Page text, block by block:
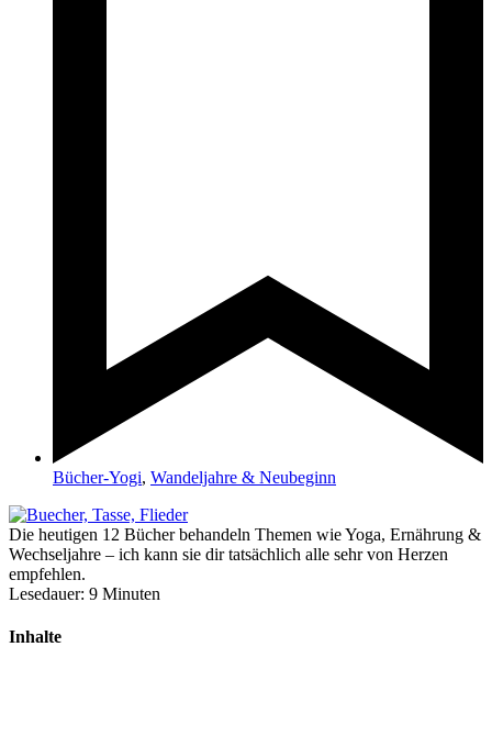
Bücher-Yogi, Wandeljahre & Neubeginn
Die heutigen 12 Bücher behandeln Themen wie Yoga, Ernährung &
Wechseljahre – ich kann sie dir tatsächlich alle sehr von Herzen
empfehlen.
Lesedauer: 9 Minuten
Inhalte